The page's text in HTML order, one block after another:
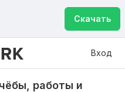
Скачать
Вход
работы и